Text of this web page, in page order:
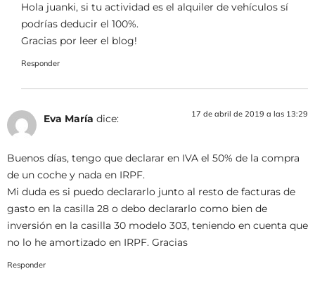
Hola juanki, si tu actividad es el alquiler de vehículos sí
podrías deducir el 100%.
Gracias por leer el blog!
Responder
Eva María dice: 17 de abril de 2019 a las 13:29
Buenos días, tengo que declarar en IVA el 50% de la compra
de un coche y nada en IRPF.
Mi duda es si puedo declararlo junto al resto de facturas de
gasto en la casilla 28 o debo declararlo como bien de
inversión en la casilla 30 modelo 303, teniendo en cuenta que
no lo he amortizado en IRPF. Gracias
Responder